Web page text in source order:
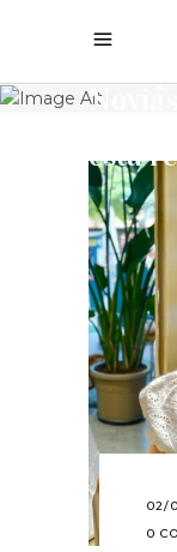
Home
está
02/
0